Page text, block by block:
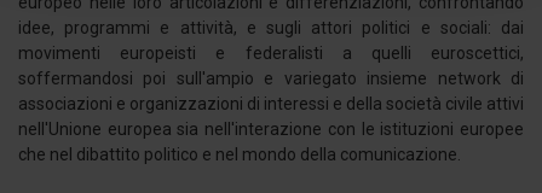
Approfondisci come vengono elaborati i tuoi dati personali
e imposta le tue preferenze nella sezione dettagli. Puoi
modificare o ritirare il tuo consenso in qualsiasi momento
dalla Dichiarazione sui cookie.
Utilizziamo i cookie per personalizzare contenuti ed
idee, programmi e attività, e sugli attori politici e sociali: dai
movimenti europeisti e federalisti a quelli euroscettici,
soffermandosi poi sull'ampio e variegato insieme network di
associazioni e organizzazioni di interessi e della società civile attivi
nell'Unione europea sia nell'interazione con le istituzioni europee
che nel dibattito politico e nel mondo della comunicazione.